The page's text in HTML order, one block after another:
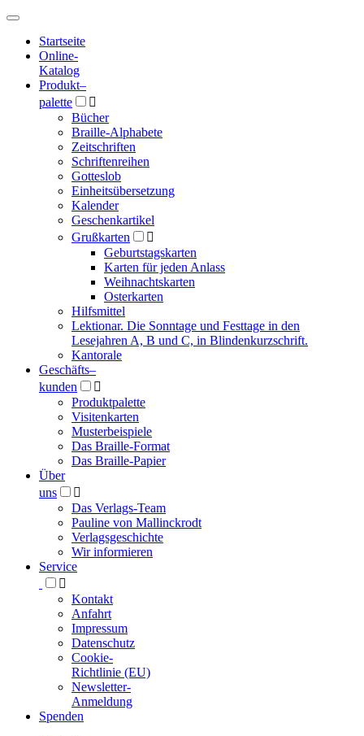
Hauptmenü
Hauptmenü
Startseite
Online-
Katalog
Produkt–
palette

Bücher
Braille-Alphabete
Zeitschriften
Schriftenreihen
Gotteslob
Einheitsübersetzung
Kalender
Geschenkartikel
Grußkarten

Geburtstagskarten
Karten für jeden Anlass
Weihnachtskarten
Osterkarten
Hilfsmittel
Lektionar. Die Sonntage und Festtage in den
Lesejahren A, B und C, in Blindenkurzschrift.
Kantorale
Geschäfts­–
kunden

Produktpalette
Visitenkarten
Musterbeispiele
Das Braille-Format
Das Braille-Papier
Über
uns

Das Verlags-Team
Pauline von Mallinckrodt
Verlagsgeschichte
Wir informieren
Service

Kontakt
Anfahrt
Impressum
Datenschutz
Cookie-
Richtlinie (EU)
Newsletter-
Anmeldung
Spenden